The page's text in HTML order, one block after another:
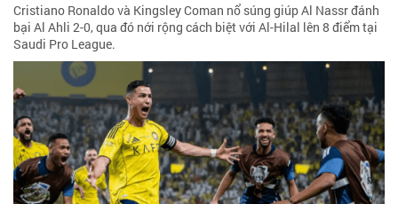
Cristiano Ronaldo và Kingsley Coman nổ súng giúp Al Nassr đánh
bại Al Ahli 2-0, qua đó nới rộng cách biệt với Al-Hilal lên 8 điểm tại
Saudi Pro League.